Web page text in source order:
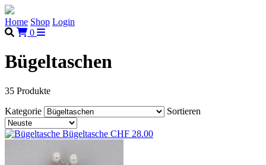
Home Shop Login
0
Bügeltaschen
35 Produkte
Kategorie
Sortieren
Bügeltasche CHF 28.00